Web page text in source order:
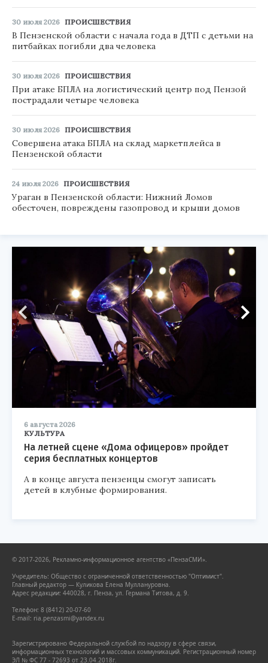
30 июля 2026 ПРОИСШЕСТВИЯ
В Пензенской области с начала года в ДТП с детьми на
питбайках погибли два человека
30 июля 2026 ПРОИСШЕСТВИЯ
При атаке БПЛА на логистический центр под Пензой
пострадали четыре человека
30 июля 2026 ПРОИСШЕСТВИЯ
Совершена атака БПЛА на склад маркетплейса в
Пензенской области
24 июля 2026 ПРОИСШЕСТВИЯ
Ураган в Пензенской области: Нижний Ломов
обесточен, повреждены газопровод и крыши домов
6 августа 2026
КУЛЬТУРА
На летней сцене «Дома офицеров» пройдет
серия бесплатных концертов
А в конце августа пензенцы смогут записать
детей в клубные формирования.
© 2017-2026, Рекламно-информационное агентство «ПензаСМИ».
Учредитель: Общество с ограниченной ответственностью "Оптимист".
Главный редактор — Куликова Елена Муллануровна.
Адрес редакции: 440028, г. Пенза, ул. Германа Титова, д. 9.
Телефон: 8 (8412) 20-07-60
E-mail: ria.penzasmi@yandex.ru
Зарегистрировано Федеральной службой по надзору в сфере связи,
информационных технологий и массовых коммуникаций. Регистрационный номер
ЭЛ № ФС 77 - 72693 от 23.04.2018г.